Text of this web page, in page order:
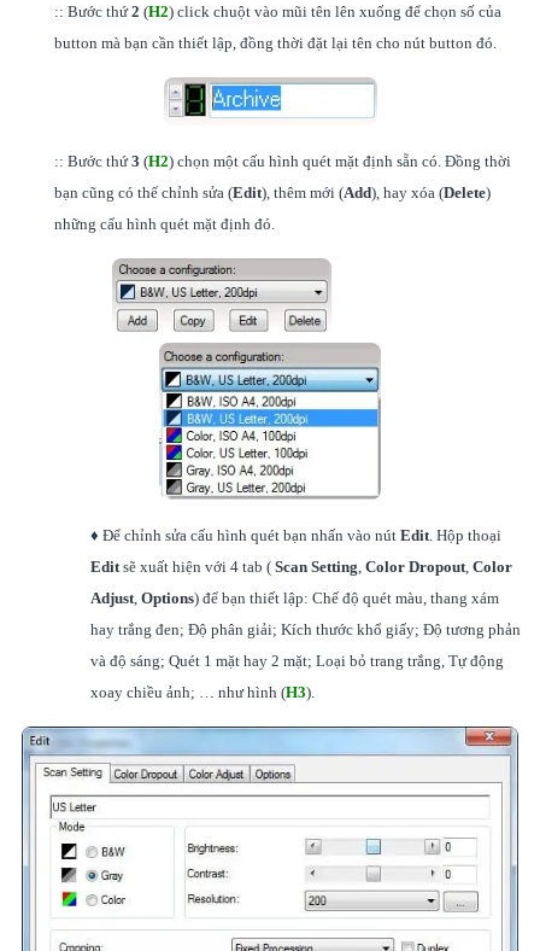
:: Bước thứ2 (H2) click chuột vào mũi tên lên xuống để chọn số của
button mà bạn cần thiết lập, đồng thời đặt lại tên cho nút button đó.
:: Bước thứ3 (H2) chọn một cấu hình quét mặt định sẵn có. Đồng thời
bạn cũng có thể chỉnh sửa (Edit), thêm mới (Add), hay xóa (Delete)
những cấu hình quét mặt định đó.
♦ Để chỉnh sửa cấu hình quét bạn nhấn vào nút Edit . Hộp thoại
Edit sẽ xuất hiện với 4 tab ( Scan Setting Color Dropout Color
Adjust Options) để bạn thiết lập: Chế độ quét màu, thang xám
hay trắng đen; Độ phân giải; Kích thước khổ giấy; Độ tương phản
và độ sáng; Quét 1 mặt hay 2 mặt; Loại bỏ trang trắng, Tự động
xoay chiều ảnh; … như hình (H3).